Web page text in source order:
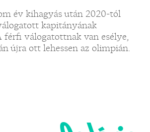
év kihagyás után 2020-tól
kapitányának
férfi válogatottnak van esélye,
újra ott lehessen az olimpián.